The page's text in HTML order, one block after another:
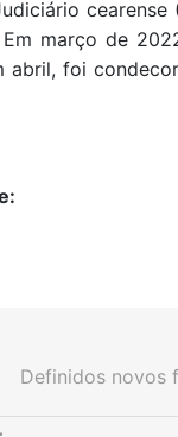
março de
foi
Definidos novos